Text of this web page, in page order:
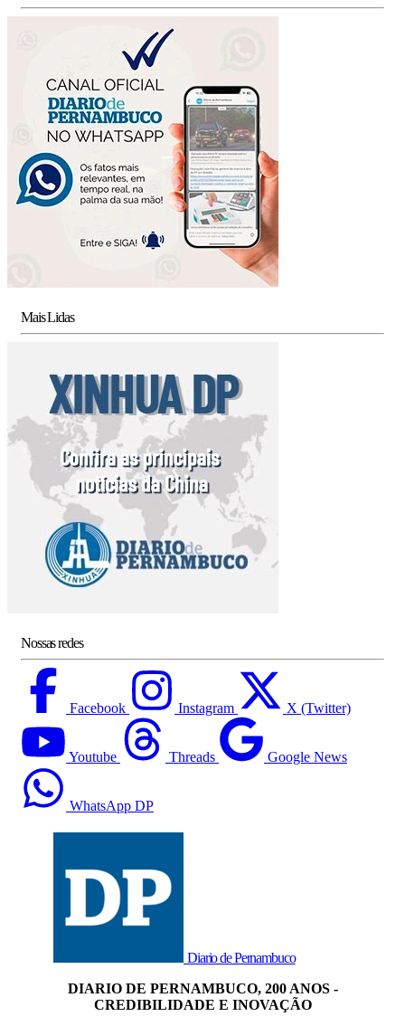
Mais Lidas
Nossas redes
Facebook Instagram X (Twitter)
Youtube Threads Google News
WhatsApp DP
Diario de Pernambuco
DIARIO DE PERNAMBUCO, 200 ANOS -
CREDIBILIDADE E INOVAÇÃO